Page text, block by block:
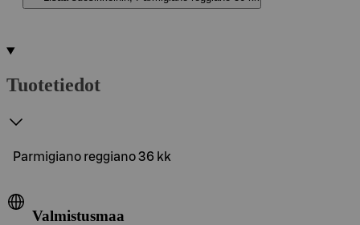
Tuotetiedot
Parmigiano reggiano 36 kk
Valmistusmaa